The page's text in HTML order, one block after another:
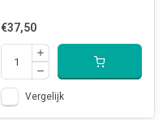
€37,50
Vergelijk